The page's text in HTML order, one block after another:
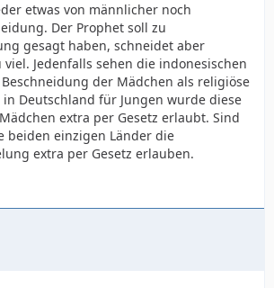
etwas von männlicher noch
Der Prophet soll zu
gesagt haben, schneidet aber
Jedenfalls sehen die indonesischen
der Mädchen als religiöse
Deutschland für Jungen wurde diese
extra per Gesetz erlaubt. Sind
beiden einzigen Länder die
extra per Gesetz erlauben.